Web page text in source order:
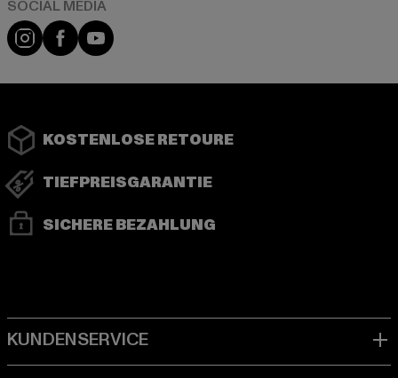
Instagram
FacebookYouTube
KOSTENLOSE RETOURE
TIEFPREISGARANTIE
SICHERE BEZAHLUNG